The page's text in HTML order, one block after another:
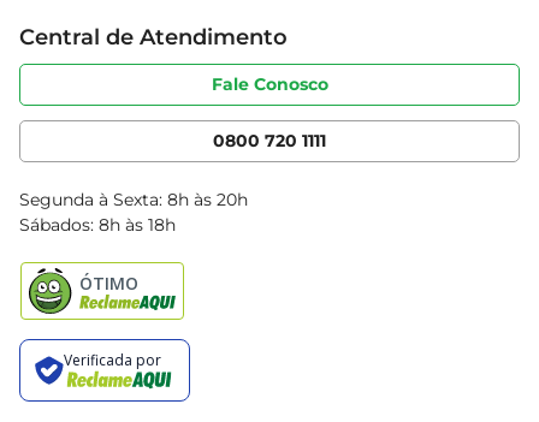
Sobre privacidade
Portal do fornecedor
Cencosud Media
Produtos Bretas
Código de ética
Serviços
Clube Bretas
Blog Bretas
Black Friday
Central de Atendimento
Fale Conosco
0800 720 1111
Segunda à Sexta: 8h às 20h
Sábados: 8h às 18h